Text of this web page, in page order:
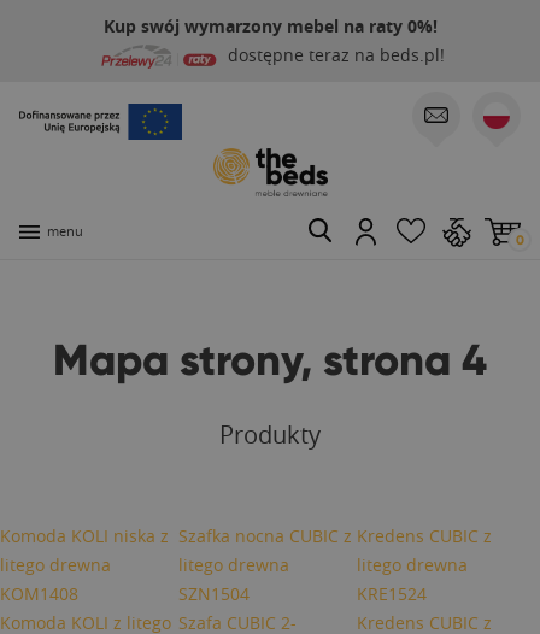
Kup swój wymarzony mebel na raty 0%!
dostępne teraz na beds.pl!
menu 0
Mapa strony, strona 4
Produkty
Komoda KOLI niska z
litego drewna
KOM1408
Komoda KOLI z litego
Szafka nocna CUBIC z
litego drewna
SZN1504
Szafa CUBIC 2-
Kredens CUBIC z
litego drewna
KRE1524
Kredens CUBIC z